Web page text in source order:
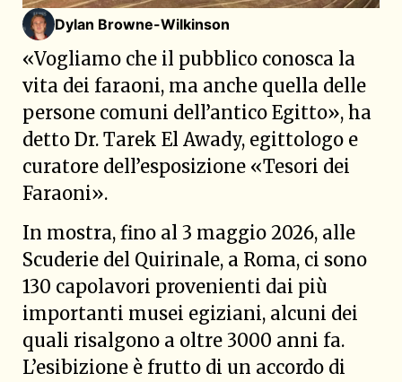
Dylan Browne-Wilkinson
«Vogliamo che il pubblico conosca la
vita dei faraoni, ma anche quella delle
persone comuni dell’antico Egitto», ha
detto Dr. Tarek El Awady, egittologo e
curatore dell’esposizione «Tesori dei
Faraoni».
In mostra, fino al 3 maggio 2026, alle
Scuderie del Quirinale, a Roma, ci sono
130 capolavori provenienti dai più
importanti musei egiziani, alcuni dei
quali risalgono a oltre 3000 anni fa.
L’esibizione è frutto di un accordo di